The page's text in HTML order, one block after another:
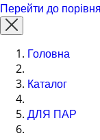
Перейти до
Головна
Каталог
ДЛЯ ПАР